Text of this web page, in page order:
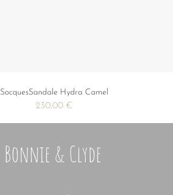
SocquesSandale Hydra Camel
Precio
230,00 €
Bonnie & Clyde